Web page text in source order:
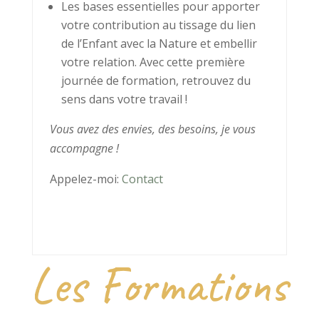
Les bases essentielles pour apporter
votre contribution au tissage du lien
de l’Enfant avec la Nature et embellir
votre relation. Avec cette première
journée de formation, retrouvez du
sens dans votre travail !
Vous avez des envies, des besoins, je vous
accompagne !
Appelez-moi: Contact
Les Formations